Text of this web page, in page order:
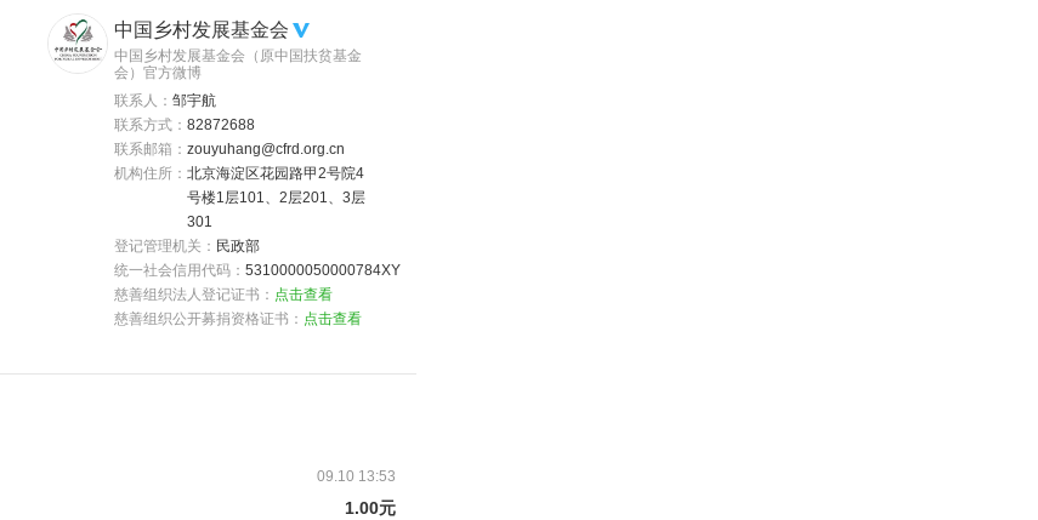
中国乡村发展基金会
中国乡村发展基金会（原中国扶贫基金
会）官方微博
联系人： 邹宇航
联系方式： 82872688
联系邮箱： zouyuhang@cfrd.org.cn
机构住所： 北京海淀区花园路甲2号院4
号楼1层101、2层201、3层
301
登记管理机关： 民政部
统一社会信用代码： 5310000050000784XY
慈善组织法人登记证书： 点击查看
慈善组织公开募捐资格证书： 点击查看
09.10 13:53
1.00元